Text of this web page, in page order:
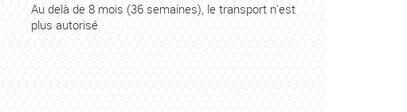
Au delà de 8 mois (36 semaines), le transport n'est
plus autorisé